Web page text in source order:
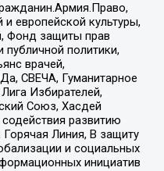
европейской культуры,
Фонд защиты прав
политики,
врачей,
СВЕЧА, Гуманитарное
Избирателей,
Союз, Хасдей
развитию
Линия, В защиту
и социальных
инициатив